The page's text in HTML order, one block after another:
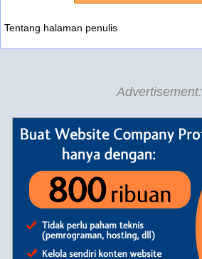
Tentang halaman penulis
Advertisement: